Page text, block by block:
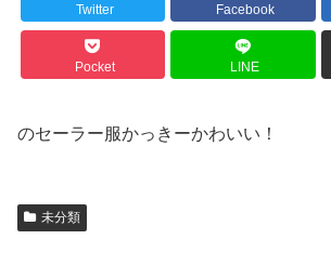
Twitter Facebook
Pocket LINE
のセーラー服かっきーかわいい！
未分類